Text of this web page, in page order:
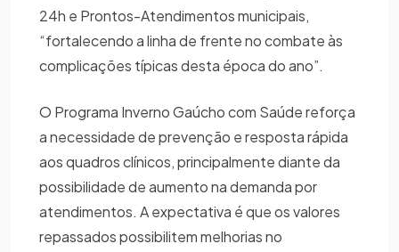
24h e Prontos-Atendimentos municipais,
“fortalecendo a linha de frente no combate às
complicações típicas desta época do ano”.
O Programa Inverno Gaúcho com Saúde reforça
a necessidade de prevenção e resposta rápida
aos quadros clínicos, principalmente diante da
possibilidade de aumento na demanda por
atendimentos. A expectativa é que os valores
repassados possibilitem melhorias no